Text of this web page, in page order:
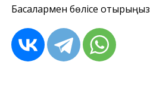
Басқалармен бөлісе отырыңыз